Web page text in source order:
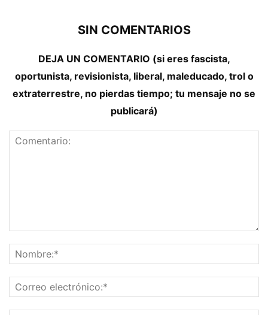
SIN COMENTARIOS
DEJA UN COMENTARIO (si eres fascista,
oportunista, revisionista, liberal, maleducado, trol o
extraterrestre, no pierdas tiempo; tu mensaje no se
publicará)